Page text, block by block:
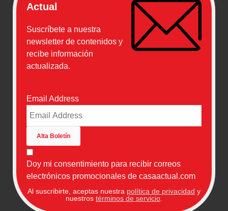
Actual
Suscríbete a nuestra
newsletter de contenidos y
recibe información
actualizada.
Email Address
Doy mi consentimiento para recibir correos
electrónicos promocionales de casaactual.com
Al suscribirte, aceptas nuestra política de privacidad y
nuestros términos de servicio